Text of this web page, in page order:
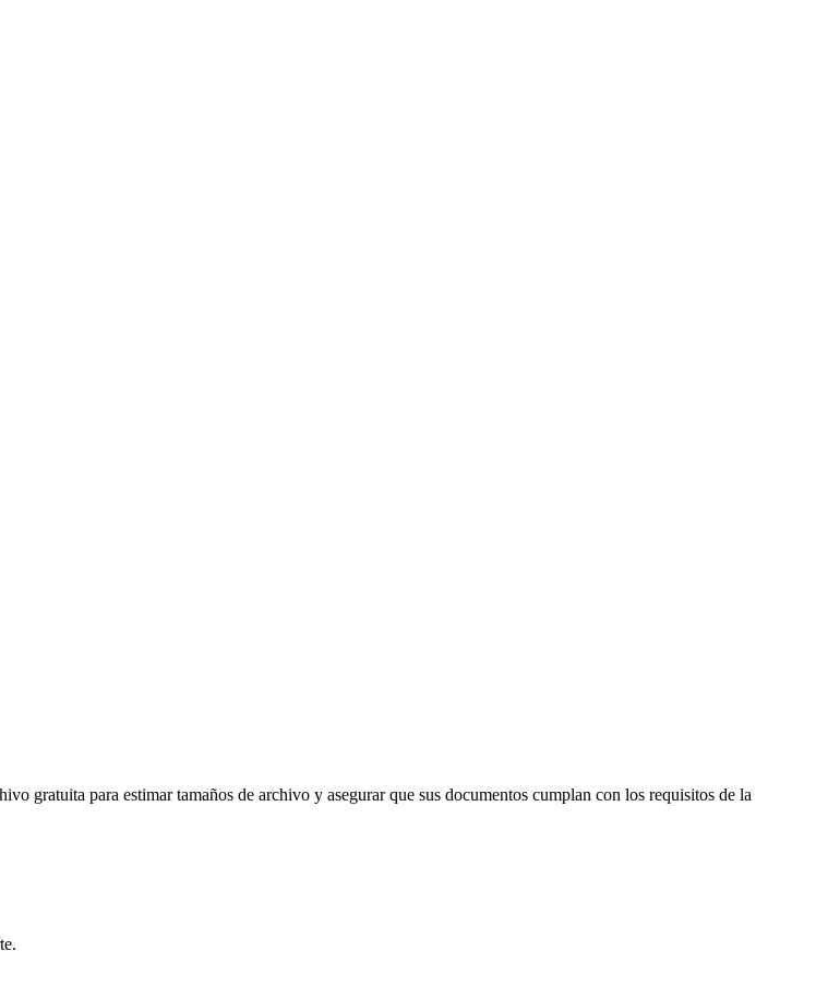
gratuita para estimar tamaños de archivo y asegurar que sus documentos cumplan con los requisitos de la